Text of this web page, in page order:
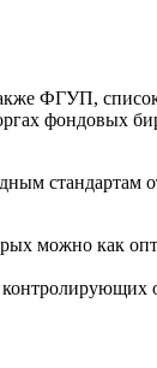
ФГУП,
фондовых
стандартам
можно как